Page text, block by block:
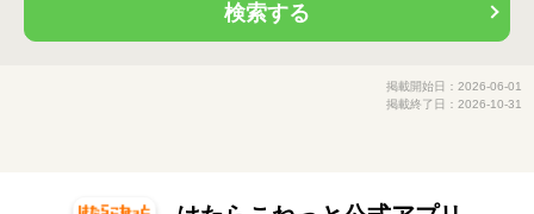
検索する
掲載開始日：2026-06-01
掲載終了日：2026-10-31